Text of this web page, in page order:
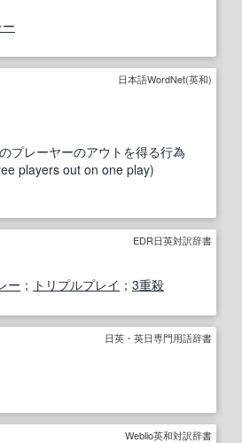
日本語WordNet(英和)
プレーヤーのアウトを得る行為
players out on one play)
EDR日英対訳辞書
ー ； トリプルプレイ ； 3重殺
日英・英日専門用語辞書
Weblio英和対訳辞書